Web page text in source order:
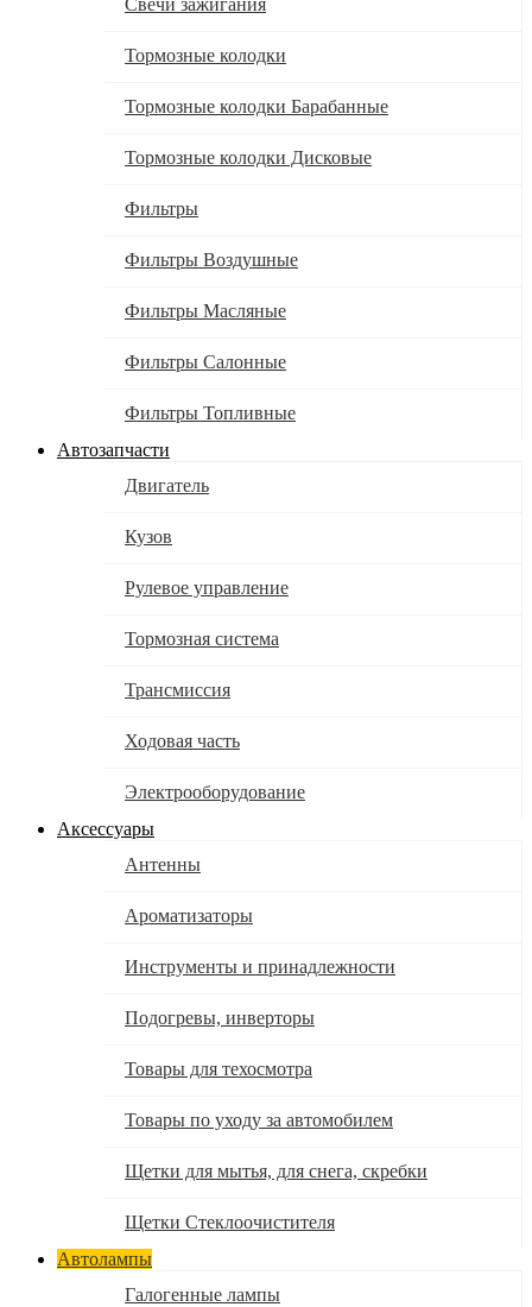
Свечи зажигания
Тормозные колодки
Тормозные колодки Барабанные
Тормозные колодки Дисковые
Фильтры
Фильтры Воздушные
Фильтры Масляные
Фильтры Салонные
Фильтры Топливные
Автозапчасти
Двигатель
Кузов
Рулевое управление
Тормозная система
Трансмиссия
Ходовая часть
Электрооборудование
Аксессуары
Антенны
Ароматизаторы
Инструменты и принадлежности
Подогревы, инверторы
Товары для техосмотра
Товары по уходу за автомобилем
Щетки для мытья, для снега, скребки
Щетки Стеклоочистителя
Автолампы
Галогенные лампы